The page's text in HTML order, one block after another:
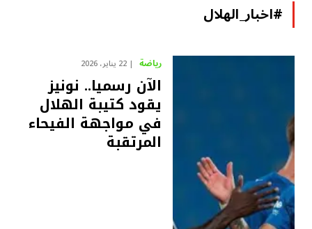
#اخبار_الهلال
رياضة 22 يناير، 2026
الآن رسميا.. نونيز
يقود كتيبة الهلال
في مواجهة الفيحاء
المرتقبة